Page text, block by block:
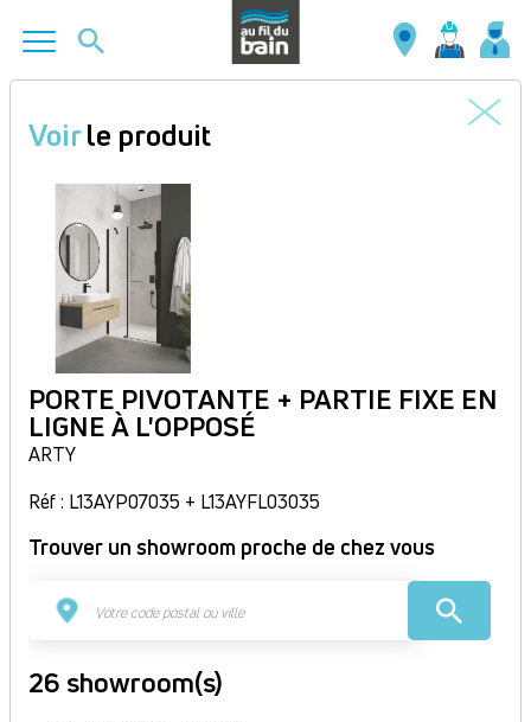
contenu
principal
Voirle produit
PORTE PIVOTANTE + PARTIE FIXE EN
LIGNE À L'OPPOSÉ
ARTY
Réf : L13AYP07035 + L13AYFL03035
Trouver un showroom proche de chez vous
26 showroom(s)